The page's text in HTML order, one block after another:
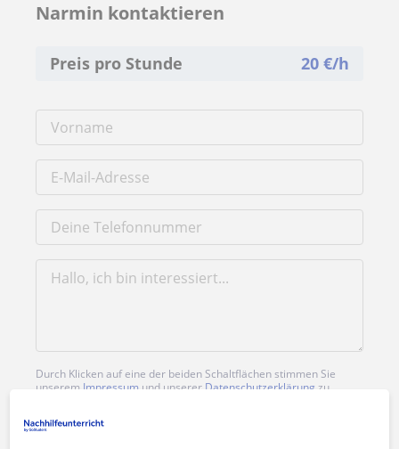
Narmin kontaktieren
Preis pro Stunde 20€/h
Durch Klicken auf eine der beiden Schaltflächen stimmen Sie
unserem Impressum und unserer Datenschutzerklärungzu